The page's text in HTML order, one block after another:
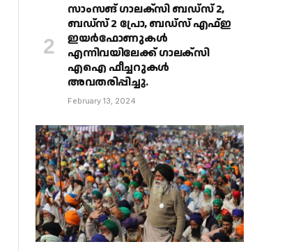
സാംസങ് ഗാലക്‌സി ബഡ്‌സ് 2,
ബഡ്‌സ് 2 പ്രോ, ബഡ്‌സ് എഫ്ഇ
ഇയർഫോണുകൾ
എന്നിവയിലേക്ക് ഗാലക്‌സി
എഐ ഫീച്ചറുകൾ
അവതരിപ്പിച്ചു.
February 13, 2024